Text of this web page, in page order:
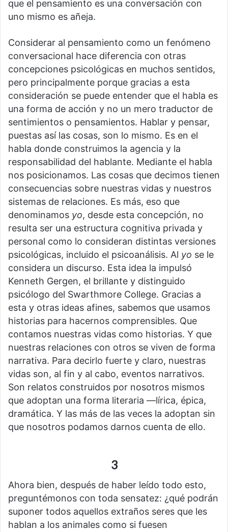
que el pensamiento es una conversación con
uno mismo es añeja.
Considerar al pensamiento como un fenómeno
conversacional hace diferencia con otras
concepciones psicológicas en muchos sentidos,
pero principalmente porque gracias a esta
consideración se puede entender que el habla es
una forma de acción y no un mero traductor de
sentimientos o pensamientos. Hablar y pensar,
puestas así las cosas, son lo mismo. Es en el
habla donde construimos la agencia y la
responsabilidad del hablante. Mediante el habla
nos posicionamos. Las cosas que decimos tienen
consecuencias sobre nuestras vidas y nuestros
sistemas de relaciones. Es más, eso que
denominamos yo, desde esta concepción, no
resulta ser una estructura cognitiva privada y
personal como lo consideran distintas versiones
psicológicas, incluido el psicoanálisis. Al yo se le
considera un discurso. Esta idea la impulsó
Kenneth Gergen, el brillante y distinguido
psicólogo del Swarthmore College. Gracias a
esta y otras ideas afines, sabemos que usamos
historias para hacernos comprensibles. Que
contamos nuestras vidas como historias. Y que
nuestras relaciones con otros se viven de forma
narrativa. Para decirlo fuerte y claro, nuestras
vidas son, al fin y al cabo, eventos narrativos.
Son relatos construidos por nosotros mismos
que adoptan una forma literaria —lírica, épica,
dramática. Y las más de las veces la adoptan sin
que nosotros podamos darnos cuenta de ello.
3
Ahora bien, después de haber leído todo esto,
preguntémonos con toda sensatez: ¿qué podrán
suponer todos aquellos extraños seres que les
hablan a los animales como si fuesen